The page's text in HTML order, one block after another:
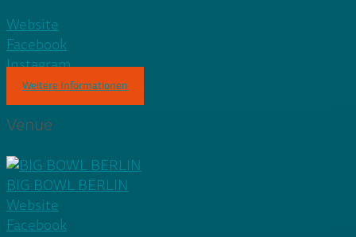
Website
Facebook
Instagram
Weitere Informationen
Venue
BIG BOWL BERLIN
Website
Facebook